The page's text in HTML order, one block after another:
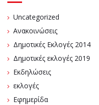
Uncategorized
Ανακοινώσεις
Δημοτικές Εκλογές 2014
Δημοτικές εκλογές 2019
Εκδηλώσεις
εκλογές
Εφημερίδα